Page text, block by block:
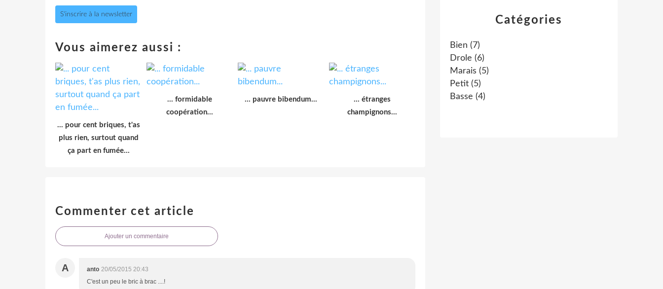
S'inscrire à la newsletter
Vous aimerez aussi :
... pour cent briques, t'as
plus rien, surtout quand
ça part en fumée...
... formidable
coopération...
... pauvre bibendum...
... étranges
champignons...
Commenter cet article
Ajouter un commentaire
A anto 20/05/2015 20:43
C'est un peu le bric à brac ....!
Catégories
Bien (7)
Drole (6)
Marais (5)
Petit (5)
Basse (4)